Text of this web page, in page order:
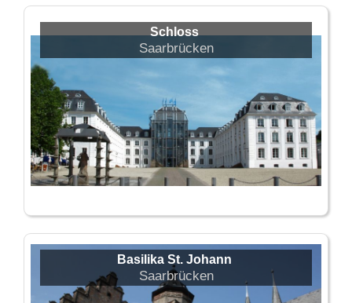
Schloss
Saarbrücken
Basilika St. Johann
Saarbrücken